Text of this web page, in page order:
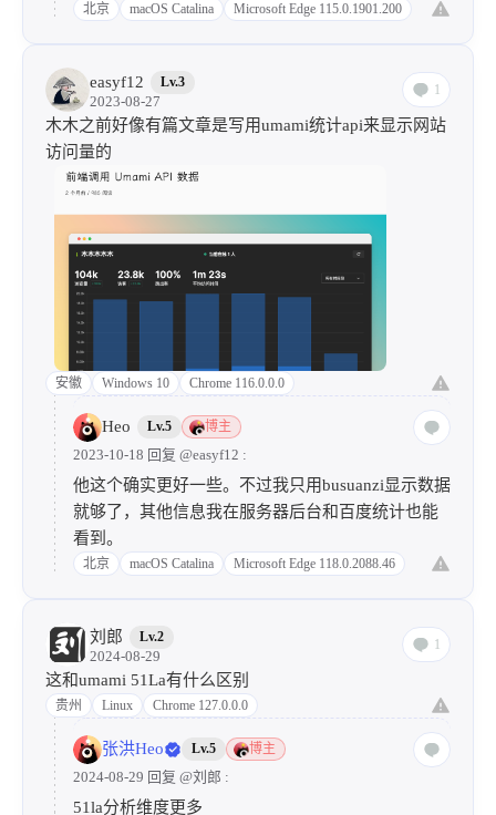
北京 macOS Catalina Microsoft Edge 115.0.1901.200
easyf12 Lv.3
2023-08-27
1
木木之前好像有篇文章是写用umami统计api来显示网站
访问量的
安徽 Windows 10 Chrome 116.0.0.0
Heo Lv.5 博主
2023-10-18 回复 @easyf12 :
他这个确实更好一些。不过我只用busuanzi显示数据
就够了，其他信息我在服务器后台和百度统计也能
看到。
北京 macOS Catalina Microsoft Edge 118.0.2088.46
刘郎 Lv.2
2024-08-29
1
这和umami 51La有什么区别
贵州 Linux Chrome 127.0.0.0
张洪Heo Lv.5 博主
2024-08-29 回复 @刘郎 :
51la分析维度更多